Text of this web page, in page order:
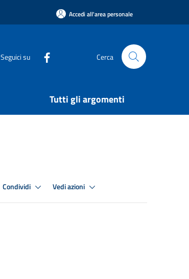
Accedi all'area personale
Seguici su Cerca
Tutti gli argomenti
Condividi Vedi azioni